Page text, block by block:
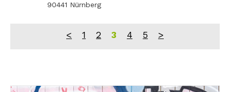
90441 Nürnberg
< 1 2 3 4 5 >